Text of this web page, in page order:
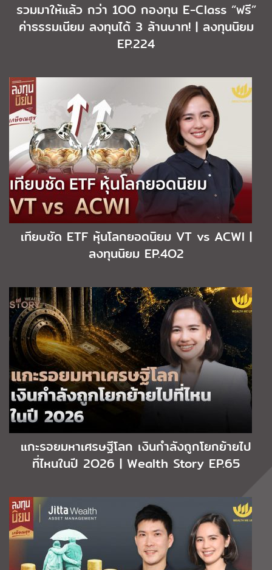
รวมมาให้แล้ว กว่า 1OO กองทุน E-Class “ฟรี”
ค่าธรรมเนียม ลงทุนได้ 3 ล้านบาท! | ลงทุนนิยม
EP.224
เทียบชัด ETF หุ้นโลกยอดนิยม VT vs ACWI |
ลงทุนนิยม EP.4O2
แกะรอยมหาเศรษฐีโลก เงินกำลังถูกโยกย้ายไป
ที่ไหนในปี 2O26 | Wealth Story EP.65